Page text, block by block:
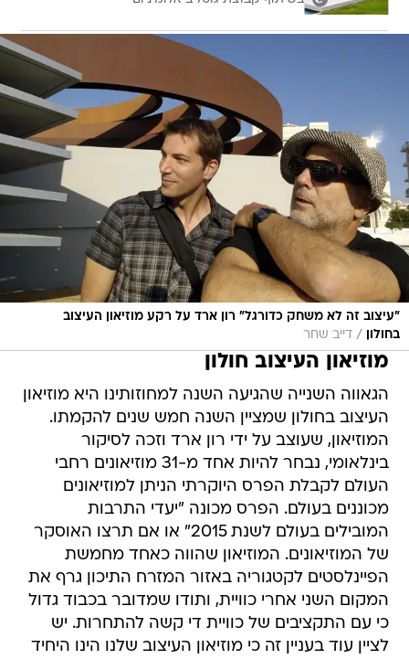
"עיצוב זה לא משחק כדורגל" רון ארד על רקע מוזיאון העיצוב
בחולון
/ דייב שחר
מוזיאון העיצוב חולון
הגאווה השנייה שהגיעה השנה למחוזותינו היא מוזיאון
העיצוב בחולון שמציין השנה חמש שנים להקמתו.
המוזיאון, שעוצב על ידי רון ארד וזכה לסיקור
בינלאומי, נבחר להיות אחד מ-31 מוזיאונים רחבי
העולם לקבלת הפרס היוקרתי הניתן למוזיאונים
מכוננים בעולם. הפרס מכונה "יעדי התרבות
המובילים בעולם לשנת 2015" או אם תרצו האוסקר
של המוזיאונים. המוזיאון שהווה כאחד מחמשת
הפיינלסטים לקטגוריה באזור המזרח התיכון גרף את
המקום השני אחרי כוויית, ותודו שמדובר בכבוד גדול
כי עם התקציבים של כוויית די קשה להתחרות. יש
לציין עוד בעניין זה כי מוזיאון העיצוב שלנו הינו היחיד